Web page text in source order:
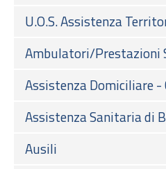
U.O.S. Assistenza
Ambulatori/Prestazioni
Assistenza Domiciliare
Assistenza Sanitaria di
Ausili